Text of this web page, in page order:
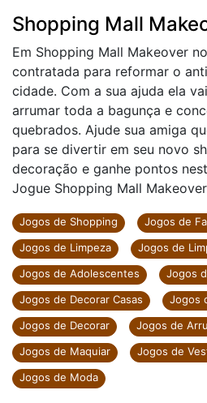
Shopping Mall
Em Shopping Mall Makeover
contratada para reformar o
cidade. Com a sua ajuda ela
arrumar toda a bagunça e
quebrados. Ajude sua amiga
para se divertir em seu novo
decoração e ganhe pontos
Jogue Shopping Mall
Jogos de Shopping
Jogos de
Jogos de Limpeza
Jogos de
Jogos de Adolescentes
Jogos
Jogos de Decorar Casas
Jogos
Jogos de Decorar
Jogos de
Jogos de Maquiar
Jogos de
Jogos de Moda